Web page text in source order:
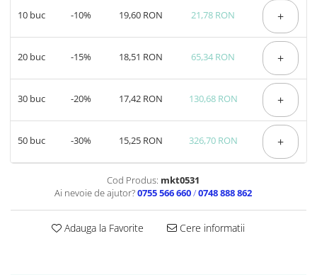
10buc -10% 19,60 RON 21,78 RON +
20buc -15% 18,51 RON 65,34 RON +
30buc -20% 17,42 RON 130,68 RON +
50buc -30% 15,25 RON 326,70 RON +
Cod Produs: mkt0531
Ai nevoie de ajutor?0755 566 660/0748 888 862
Adauga la Favorite Cere informatii